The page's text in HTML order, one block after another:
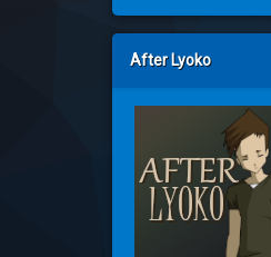
After Lyoko